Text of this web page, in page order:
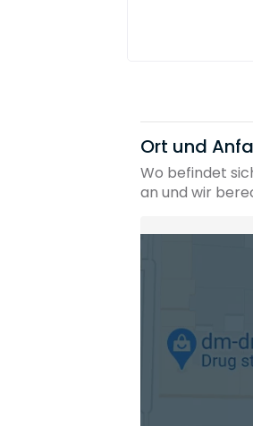
Ort und
Wo befindet
an und wir
Die berechneten